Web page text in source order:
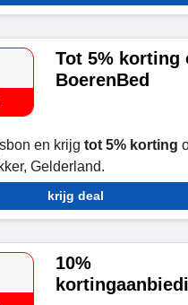
Tot 5% korting
BoerenBed
en krijg tot 5% korting
Gelderland.
krijg deal
10%